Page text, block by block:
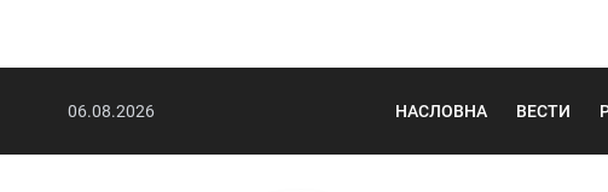
06.08.2026 НАСЛОВНА ВЕСТИ